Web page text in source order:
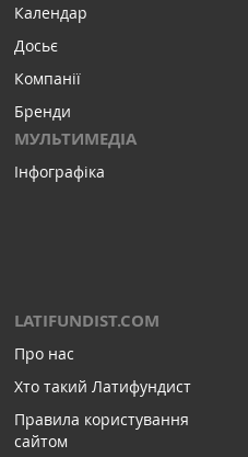
Календар
Досьє
Компанії
Бренди
МУЛЬТИМЕДІА
Інфографіка
LATIFUNDIST.COM
Про нас
Хто такий Латифундист
Правила користування
сайтом